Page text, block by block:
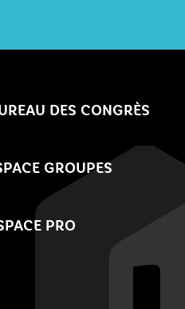
DES CONGRÈS
GROUPES
PRO